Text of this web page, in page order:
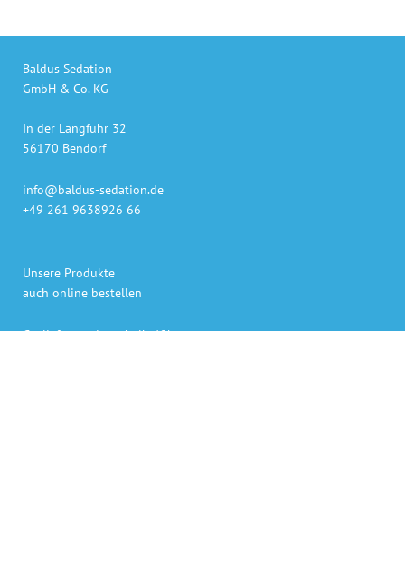
Baldus Sedation
GmbH & Co. KG
In der Langfuhr 32
56170 Bendorf
info@baldus-sedation.de
+49 261 9638926 66
Unsere Produkte
auch online bestellen
Gaslieferung innerhalb 48h